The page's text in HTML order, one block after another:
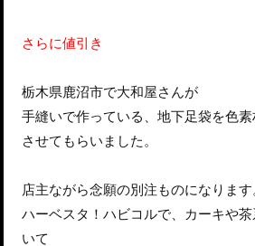
さらに値引き
栃木県鹿沼市で大和屋さんが
手縫いで作っている、地下足袋を色素
させてもらいました。
店主ながら念願の別注ものになります
ハーベスタ！ハビコルで、カーキや
いて